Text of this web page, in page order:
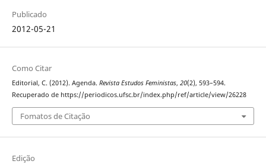
Publicado
2012-05-21
Como Citar
Editorial, C. (2012). Agenda. Revista Estudos Feministas, 20(2), 593–594.
Recuperado de https://periodicos.ufsc.br/index.php/ref/article/view/26228
Fomatos de Citação
Edição